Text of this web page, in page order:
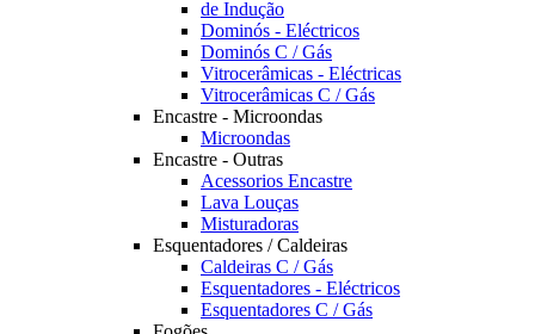
de Indução
Dominós - Eléctricos
Dominós C / Gás
Vitrocerâmicas - Eléctricas
Vitrocerâmicas C / Gás
Encastre - Microondas
Microondas
Encastre - Outras
Acessorios Encastre
Lava Louças
Misturadoras
Esquentadores / Caldeiras
Caldeiras C / Gás
Esquentadores - Eléctricos
Esquentadores C / Gás